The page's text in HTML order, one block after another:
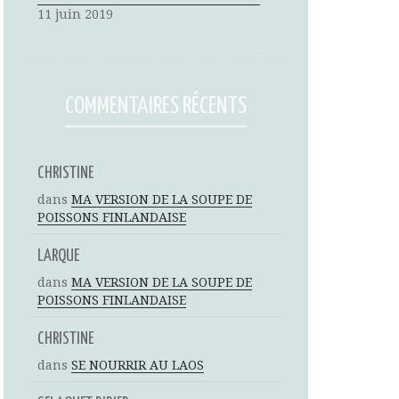
11 juin 2019
COMMENTAIRES RÉCENTS
CHRISTINE
dans MA VERSION DE LA SOUPE DE
POISSONS FINLANDAISE
LARQUE
dans MA VERSION DE LA SOUPE DE
POISSONS FINLANDAISE
CHRISTINE
dans SE NOURRIR AU LAOS